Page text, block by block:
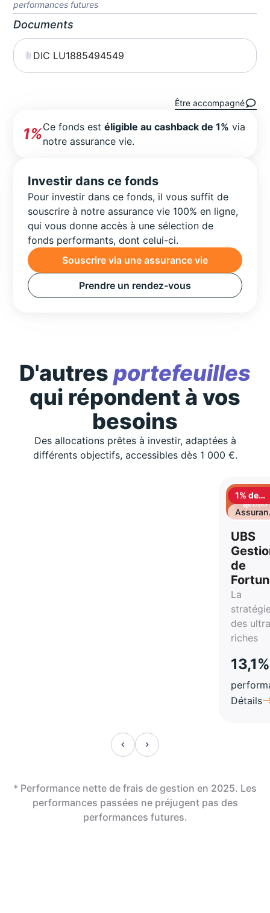
performances futures
Documents
DIC LU1885494549
Être accompagné
1%Ce fonds estéligible au cashback de 1% via
notre assurance vie.
Investir dans ce fonds
Pour investir dans ce fonds, il vous suffit de
souscrire à notre assurance vie 100% en ligne,
qui vous donne accès à une sélection de
fonds performants, dont celui-ci.
Souscrire via une assurance vie
Prendre un rendez-vous
D'autres portefeuilles
qui répondent à vos
besoins
Des allocations prêtes à investir, adaptées à
différents objectifs, accessibles dès 1 000 €.
1% de
UBS
de
La
des
riches
13,1%
Détails
* Performance nette de frais de gestion en 2025. Les
performances passées ne préjugent pas des
performances futures.